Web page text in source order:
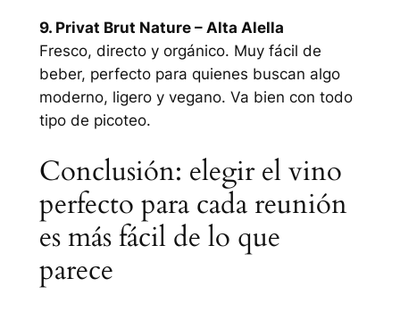
9. Privat Brut Nature – Alta Alella
Fresco, directo y orgánico. Muy fácil de
beber, perfecto para quienes buscan algo
moderno, ligero y vegano. Va bien con todo
tipo de picoteo.
Conclusión: elegir el vino
perfecto para cada reunión
es más fácil de lo que
parece